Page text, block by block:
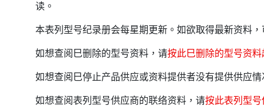
读。
本表列型号纪录册会每星期更新。如欲取得最新资料
如想查阅巳删除的型号资料，请按此巳删除的型号资料
如想查阅巳停止产品供应或资料提供者没有提供供应
如想查阅表列型号供应商的联络资料，请按此表列型